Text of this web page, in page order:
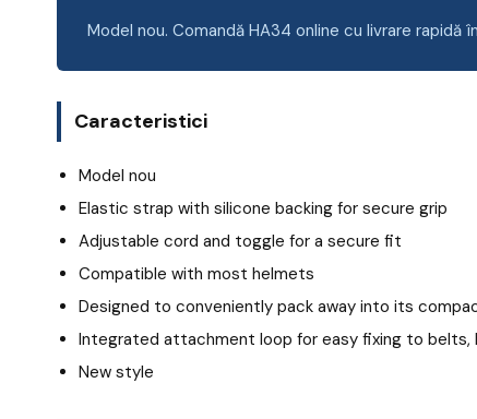
Model nou. Comandă HA34 online cu livrare rapidă
Caracteristici
Model nou
Elastic strap with silicone backing for secure grip
Adjustable cord and toggle for a secure fit
Compatible with most helmets
Designed to conveniently pack away into its
Integrated attachment loop for easy fixing to belts,
New style